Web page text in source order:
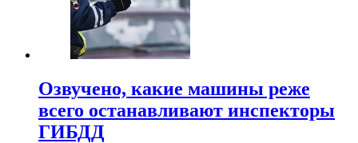
Озвучено, какие машины реже
всего останавливают инспекторы
ГИБДД